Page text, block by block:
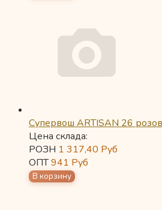
Супервош ARTISAN 26
Цена склада:
РОЗН 1 317,40 Руб
ОПТ941 Руб